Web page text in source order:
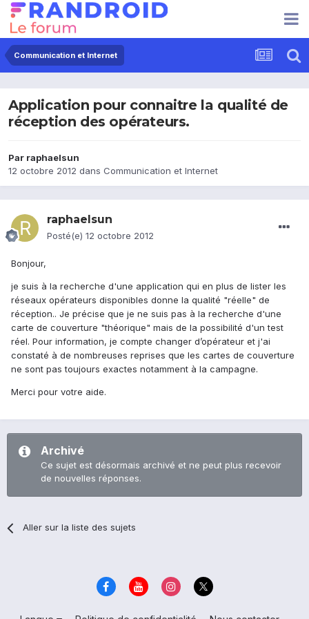
Communication et Internet
Application pour connaitre la qualité de
réception des opérateurs.
Par raphaelsun
12 octobre 2012 dans Communication et Internet
raphaelsun
Posté(e) 12 octobre 2012
Bonjour,
je suis à la recherche d'une application qui en plus de lister les
réseaux opérateurs disponibles donne la qualité "réelle" de
réception.. Je précise que je ne suis pas à la recherche d'une
carte de couverture "théorique" mais de la possibilité d'un test
réel. Pour information, je compte changer d’opérateur et j'ai
constaté à de nombreuses reprises que les cartes de couverture
ne sont pas toujours exactes notamment à la campagne.
Merci pour votre aide.
Archivé
Ce sujet est désormais archivé et ne peut plus recevoir
de nouvelles réponses.
Aller sur la liste des sujets